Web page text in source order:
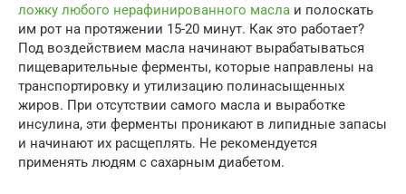
ложку любого нерафинированного масла и полоскать
им рот на протяжении 15-20 минут. Как это работает?
Под воздействием масла начинают вырабатываться
пищеварительные ферменты, которые направлены на
транспортировку и утилизацию полинасыщенных
жиров. При отсутствии самого масла и выработке
инсулина, эти ферменты проникают в липидные запасы
и начинают их расщеплять. Не рекомендуется
применять людям с сахарным диабетом.